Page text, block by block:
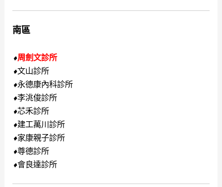
南區
⬧周劍文診所
⬧文山診所
⬧永德康內科診所
⬧李洮俊診所
⬧芯禾診所
⬧建工萬川診所
⬧家康親子診所
⬧尊德診所
⬧會良達診所